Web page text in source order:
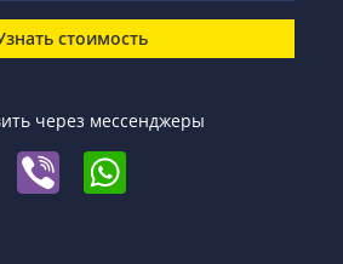
стоимость
через мессенджеры